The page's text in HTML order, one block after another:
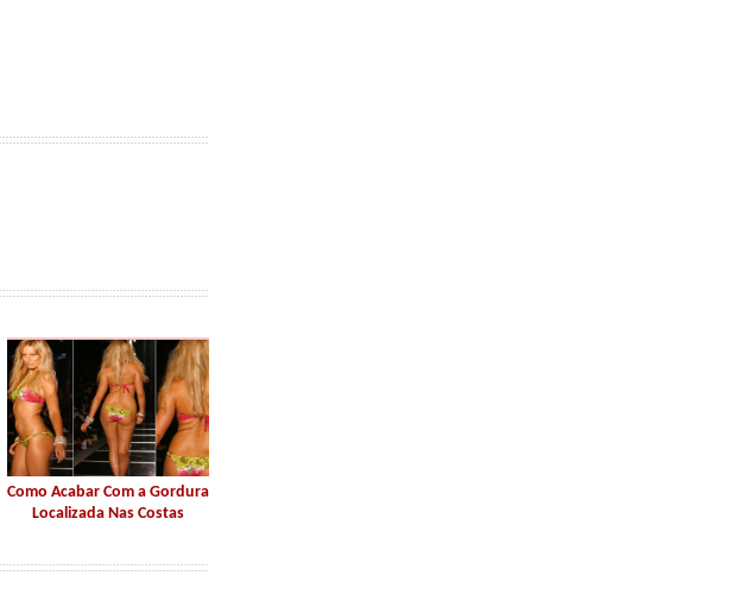
Como Acabar Com a Gordura
Localizada Nas Costas